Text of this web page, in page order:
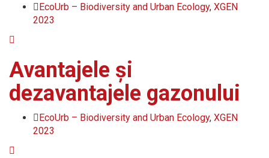
EcoUrb – Biodiversity and Urban Ecology, XGEN
2023
Avantajele și
dezavantajele gazonului
EcoUrb – Biodiversity and Urban Ecology, XGEN
2023